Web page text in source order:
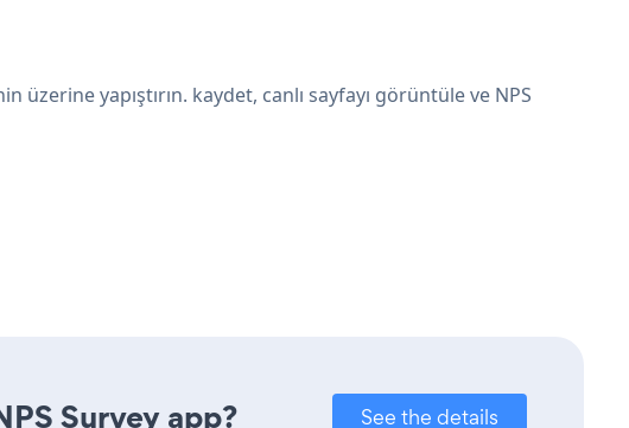
yapıştırın. kaydet, canlı sayfayı görüntüle ve NPS
Survey app? See the details